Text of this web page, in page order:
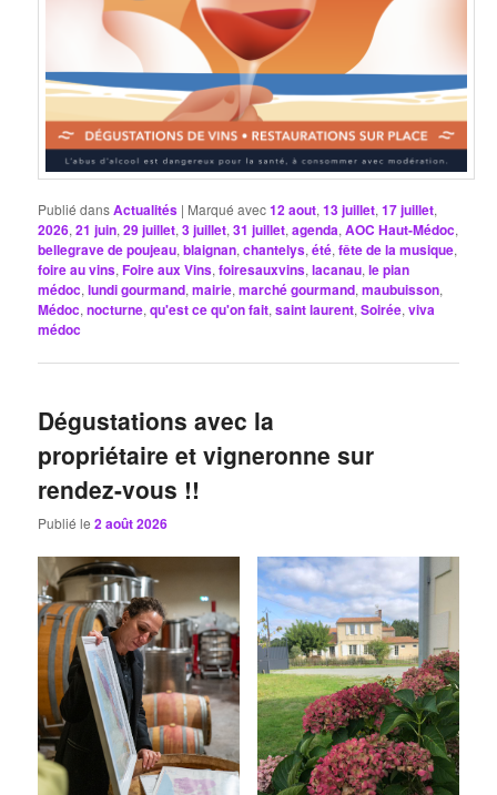
Publié dansActualités | Marqué avec12 aout,13 juillet,17 juillet,
2026,21 juin,29 juillet,3 juillet,31 juillet,agenda,AOC Haut-Médoc,
bellegrave de poujeau,blaignan,chantelys,été,fête de la musique,
foire au vins,Foire aux Vins,foiresauxvins,lacanau,le pian
médoc,lundi gourmand,mairie,marché gourmand,maubuisson,
Médoc,nocturne,qu'est ce qu'on fait,saint laurent,Soirée,viva
médoc
Dégustations avec la
propriétaire et vigneronne sur
rendez-vous !!
Publié le2 août 2026